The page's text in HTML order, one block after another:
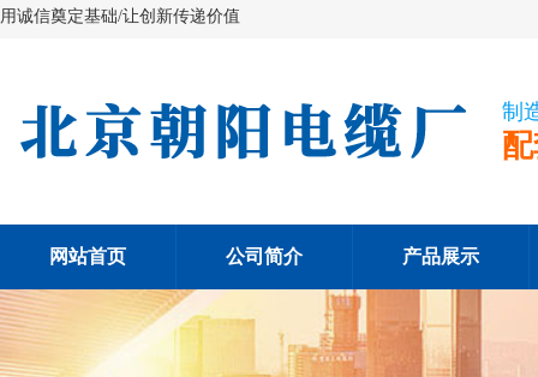
用诚信奠定基础/让创新传递价值
制
网站首页 公司简介 产品展示